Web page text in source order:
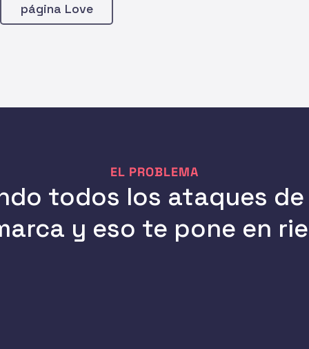
página Love
EL PROBLEMA
todos los ataques
y eso te pone en